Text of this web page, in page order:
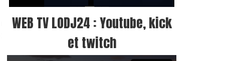
WEB TV LODJ24 : Youtube, kick
et twitch